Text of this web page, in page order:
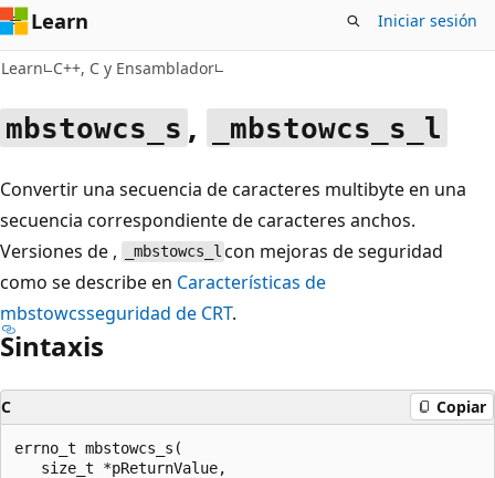
Learn Iniciar sesión
Learn C++, C y Ensamblador
mbstowcs_s , _mbstowcs_s_l
Convertir una secuencia de caracteres multibyte en una
secuencia correspondiente de caracteres anchos.
Versiones de ,
_mbstowcs_l con mejoras de seguridad
como se describe en Características de
mbstowcsseguridad de CRT.
Sintaxis
C Copiar
errno_t mbstowcs_s(
   size_t *pReturnValue,